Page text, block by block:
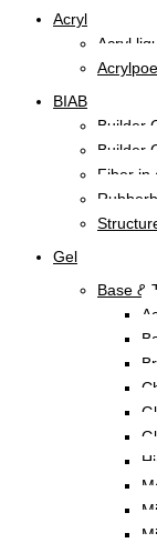
Acryl
Acryl
BIAB
Builder
Builder
Fiber in
Gel
Base &